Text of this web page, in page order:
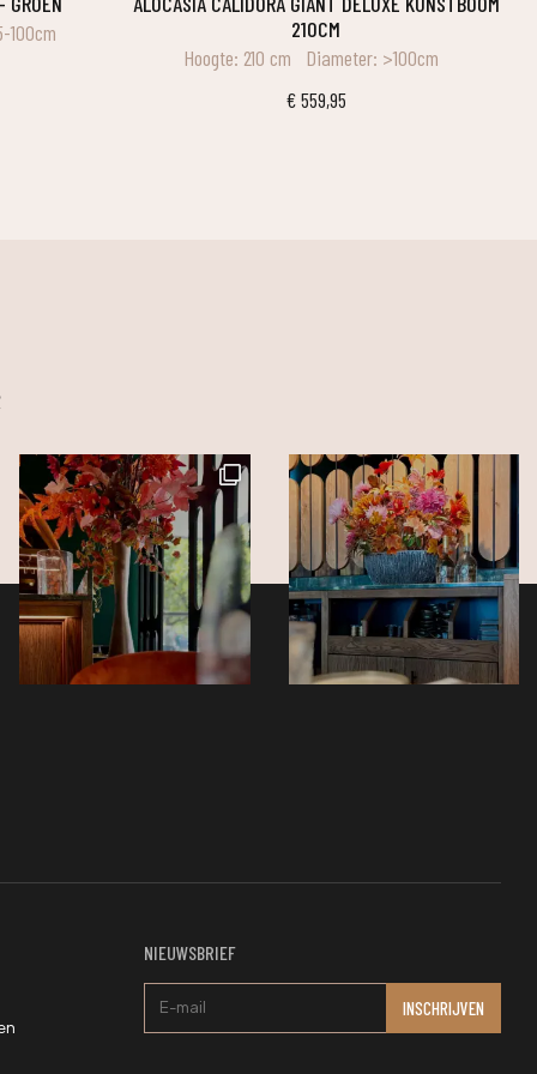
100cm
210CM
Hoogte: 210 cm
Diameter: >100cm
€ 559,95
NIEUWSBRIEF